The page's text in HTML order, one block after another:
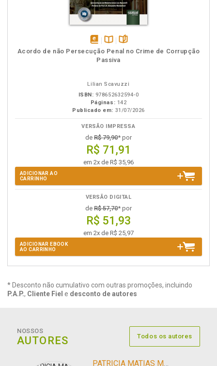
disponível
em
Disponível
na
páginas
Acordo de não Persecução Penal no Crime de Corrupção
Passiva
Lilian Scavuzzi
ISBN: 978652632594-0
Páginas: 142
Publicado em: 31/07/2026
VERSÃO IMPRESSA
de R$ 79,90* por
R$ 71,91
em 2x de R$ 35,96
ADICIONAR AO
CARRINHO
VERSÃO DIGITAL
de R$ 57,70* por
R$ 51,93
em 2x de R$ 25,97
ADICIONAR EBOOK
AO CARRINHO
* Desconto não cumulativo com outras promoções, incluindo
P.A.P., Cliente Fiel e desconto de autores
NOSSOS
AUTORES Todos os autores
PATRICIA MATIAS MOREIRA